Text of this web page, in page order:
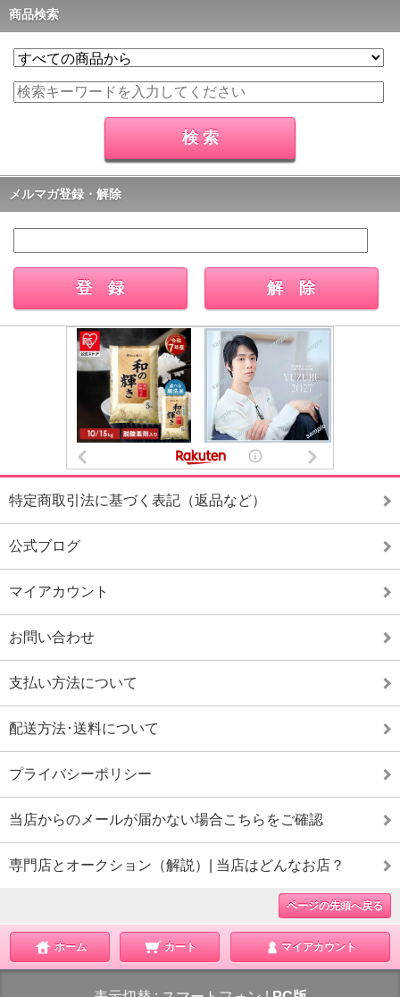
商品検索
メルマガ登録・解除
特定商取引法に基づく表記（返品など）
公式ブログ
マイアカウント
お問い合わせ
支払い方法について
配送方法･送料について
プライバシーポリシー
当店からのメールが届かない場合こちらをご確認
専門店とオークション（解説）| 当店はどんなお店？
ページの先頭へ戻る
ホーム カート マイアカウント